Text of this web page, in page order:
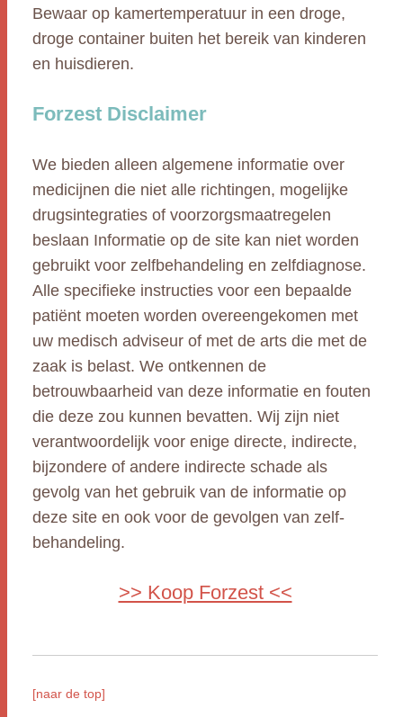
Bewaar op kamertemperatuur in een droge,
droge container buiten het bereik van kinderen
en huisdieren.
Forzest Disclaimer
We bieden alleen algemene informatie over
medicijnen die niet alle richtingen, mogelijke
drugsintegraties of voorzorgsmaatregelen
beslaan Informatie op de site kan niet worden
gebruikt voor zelfbehandeling en zelfdiagnose.
Alle specifieke instructies voor een bepaalde
patiënt moeten worden overeengekomen met
uw medisch adviseur of met de arts die met de
zaak is belast. We ontkennen de
betrouwbaarheid van deze informatie en fouten
die deze zou kunnen bevatten. Wij zijn niet
verantwoordelijk voor enige directe, indirecte,
bijzondere of andere indirecte schade als
gevolg van het gebruik van de informatie op
deze site en ook voor de gevolgen van zelf-
behandeling.
>> Koop Forzest <<
[naar de top]